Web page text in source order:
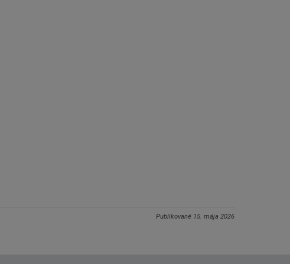
Publikované 15. mája 2026